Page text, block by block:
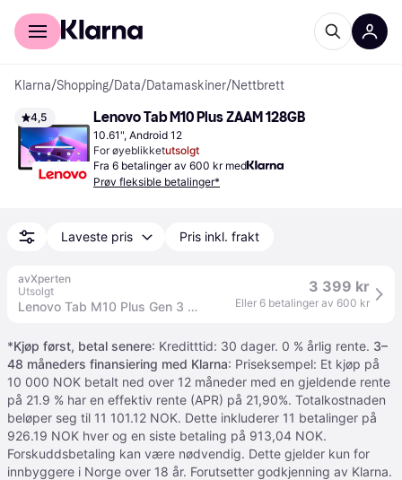
For kunder
Klarna/Shopping/Data/Datamaskiner/Nettbrett
4,5 Lenovo Tab M10 Plus ZAAM 128GB
10.61", Android 12
For øyeblikketutsolgt
Fra 6 betalinger av 600 kr med
Prøv fleksible betalinger*
Laveste pris Pris inkl. frakt
avXperten
Utsolgt
Lenovo Tab M10 Plus Gen 3 Nettbrett 10,6" (4/128GB) Grå
3 399 kr
Eller 6 betalinger av 600 kr
*Kjøp først, betal senere: Kreditttid: 30 dager. 0 % årlig rente. 3–
48 måneders finansiering med Klarna: Priseksempel: Et kjøp på
10 000 NOK betalt ned over 12 måneder med en gjeldende rente
på 21.9 % har en effektiv rente (APR) på 21,90%. Totalkostnaden
beløper seg til 11 101.12 NOK. Dette inkluderer 11 betalinger på
926.19 NOK hver og en siste betaling på 913,04 NOK.
Forskuddsbetaling kan være nødvendig. Dette gjelder kun for
innbyggere i Norge over 18 år. Forutsetter godkjenning av Klarna.